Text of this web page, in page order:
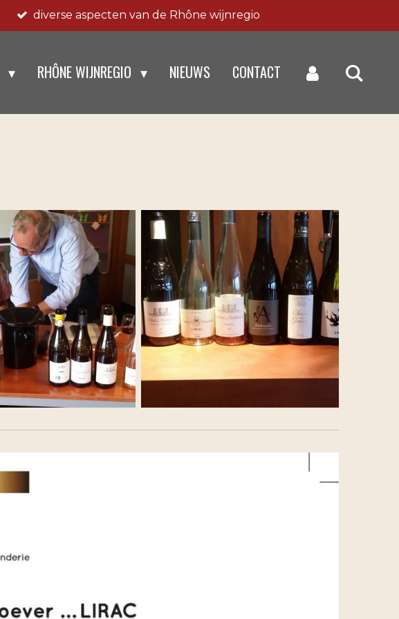
diverse aspecten van de Rhône wijnregio
RHÔNE WIJNREGIO NIEUWS CONTACT